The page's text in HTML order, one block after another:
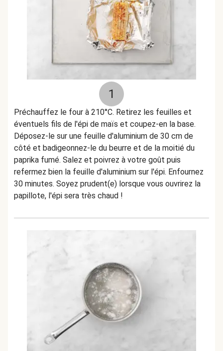
1
Préchauffez le four à 210°C. Retirez les feuilles et
éventuels fils de l'épi de maïs et coupez-en la base.
Déposez-le sur une feuille d'aluminium de 30 cm de
côté et badigeonnez-le du beurre et de la moitié du
paprika fumé. Salez et poivrez à votre goût puis
refermez bien la feuille d'aluminium sur l'épi. Enfournez
30 minutes. Soyez prudent(e) lorsque vous ouvrirez la
papillote, l'épi sera très chaud !